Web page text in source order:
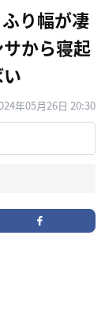
ふり幅が凄
から寝起
年05月26日 20:30